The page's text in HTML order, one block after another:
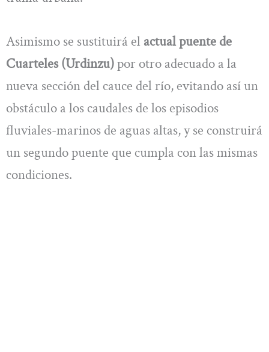
Asimismo se sustituirá el actual puente de
Cuarteles (Urdinzu)por otro adecuado a la
nueva sección del cauce del río, evitando así un
obstáculo a los caudales de los episodios
fluviales-marinos de aguas altas, y se construirá
un segundo puente que cumpla con las mismas
condiciones.